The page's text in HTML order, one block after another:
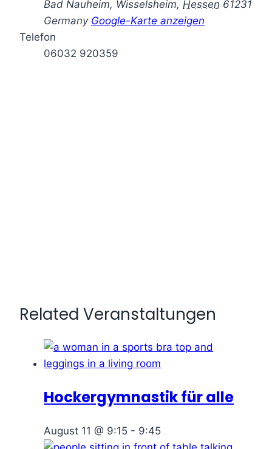
Bad Nauheim, Wisselsheim, Hessen 61231
Germany Google-Karte anzeigen
Telefon
06032 920359
Related Veranstaltungen
Hockergymnastik für alle
August 11 @ 9:15 - 9:45